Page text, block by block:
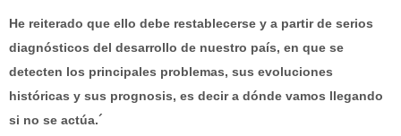
He reiterado que ello debe restablecerse y a partir de serios
diagnósticos del desarrollo de nuestro país, en que se
detecten los principales problemas, sus evoluciones
históricas y sus prognosis, es decir a dónde vamos llegando
si no se actúa.´